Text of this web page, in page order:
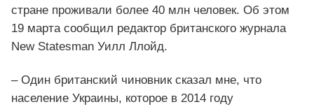
стране проживали более 40 млн человек. Об этом
19 марта сообщил редактор британского журнала
New Statesman Уилл Ллойд.
– Один британский чиновник сказал мне, что
население Украины, которое в 2014 году